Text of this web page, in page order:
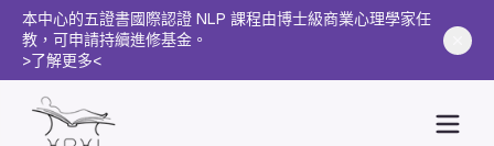
本中心的五證書國際認證 NLP 課程由博士級商業心理學家任
教，可申請持續進修基金。
>了解更多<